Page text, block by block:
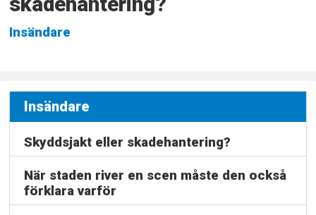
Insändare
Insändare
Skyddsjakt eller skadehantering?
När staden river en scen måste den också
förklara varför